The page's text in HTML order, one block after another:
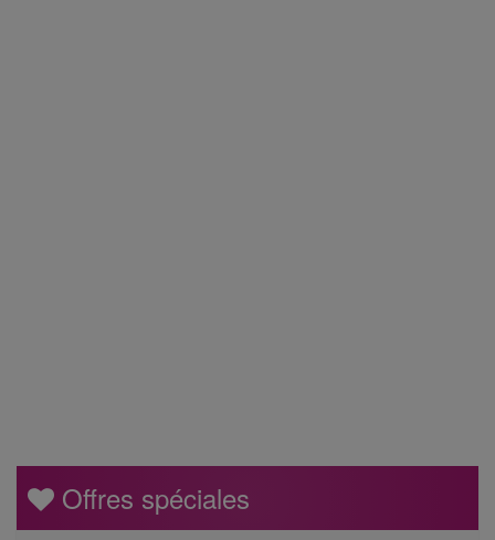
Offres spéciales